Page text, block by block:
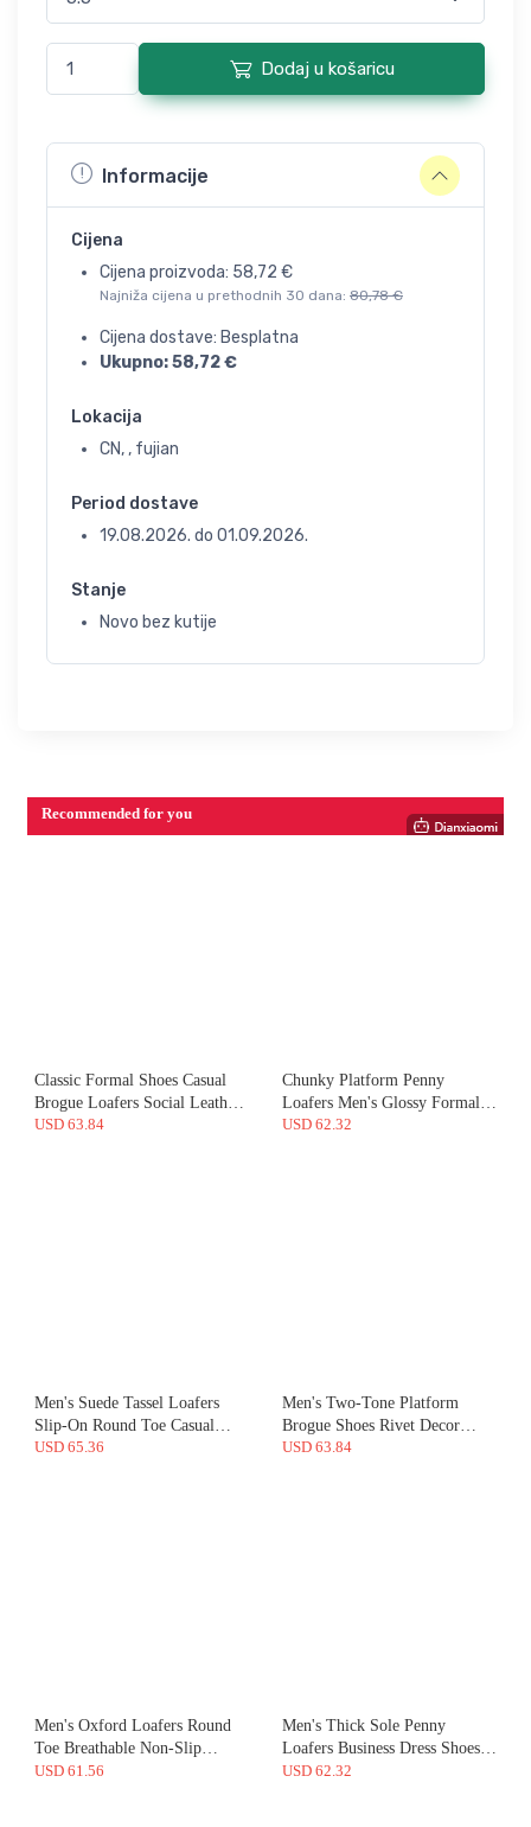
Dodaj u košaricu
Informacije
Cijena
Cijena proizvoda: 58,72 €
Najniža cijena u prethodnih 30 dana: 80,78 €
Cijena dostave: Besplatna
Ukupno:58,72€
Lokacija
CN, , fujian
Period dostave
19.08.2026. do 01.09.2026.
Stanje
Novo bez kutije